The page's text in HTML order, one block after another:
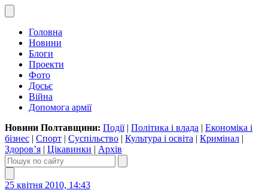
Головна
Новини
Блоги
Проекти
Фото
Досьє
Війна
Допомога армії
Новини Полтавщини: Події| Політика і влада | Економіка і
бізнес | Спорт | Суспільство | Культура і освіта | Кримінал |
Здоров’я | Цікавинки | Архів
25 квітня 2010, 14:43